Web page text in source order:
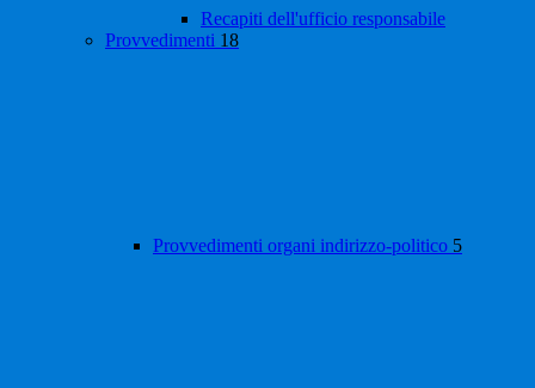
Recapiti dell'ufficio responsabile
Provvedimenti 18
Provvedimenti organi indirizzo-politico 5